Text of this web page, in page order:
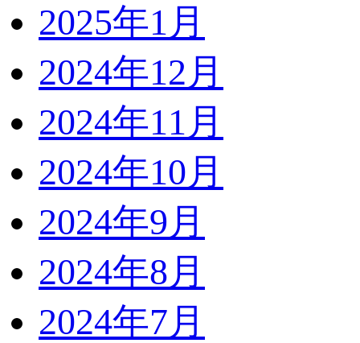
2025年1月
2024年12月
2024年11月
2024年10月
2024年9月
2024年8月
2024年7月